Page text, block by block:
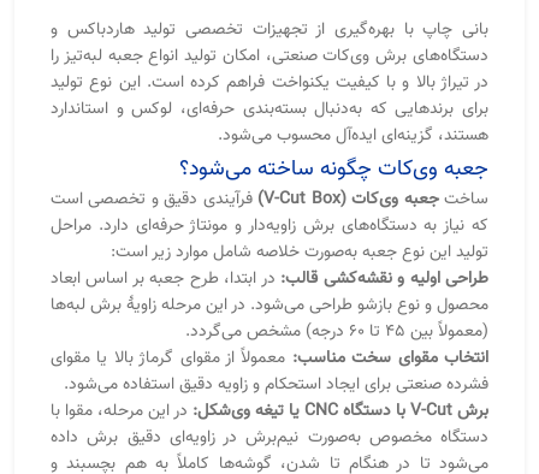
فشرده صنعتی برای ایجاد استحکام و زاویه دقیق استفاده می‌شود.
برش V-Cut با دستگاه CNC یا تیغه وی‌شکل:
در این مرحله، مقوا با
دستگاه مخصوص به‌صورت نیم‌برش در زاویه‌ای دقیق برش داده
می‌شود تا در هنگام تا شدن، گوشه‌ها کاملاً به هم بچسبند و
زاویه‌ای تیز تشکیل دهند.
تا و مونتاژ دقیق قطعات:
پس از برش، مقوا در زاویه‌های تعیین‌شده
تا می‌شود و با چسب صنعتی مخصوص، لبه‌ها بدون هیچ درز یا
شکستگی به هم متصل می‌شوند.
پوشش و روکش نهایی:روی جعبه با انواع کاغذ گلاسه، مخملی، یا
لمینت مات و براق پوشیده می‌شود. در این مرحله می‌توان
افکت‌هایی مثل طلاکوب، نقره‌کوب، برجسته‌سازی یا چاپ
اختصاصی برند را هم اضافه کرد.
کنترل کیفیت و بسته‌بندی نهایی:پس از مونتاژ، هر جعبه از نظر
زاویه، برش، و تقارن بررسی می‌شود تا خروجی نهایی بی‌نقص
باشد.
نتیجهٔ نهایی، جعبه‌ای با لبه‌های دقیق، ظاهری لوکس و ساختاری
بسیار مقاوم است که برای بسته‌بندی محصولات ممتاز استفاده
می‌شود.